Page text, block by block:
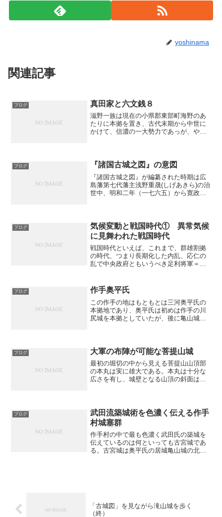
yoshinama
関連記事
ブログ 真田家と六文銭８
滋野一族は現在の小県郡東部町海野のあ
たりに本拠を置き、古代末期から中世に
かけて、信濃の一大勢力であっが、やが
た。そのうち、海野氏は滋野三家...
ブログ 『諸国古城之図』の意図
『諸国古城之図』が編纂された時期は広
島藩第七代藩主浅野重晟(しげあきら)の治
世中、明和二年（一七六五）から寛政十
残っていたものと思わ...
ブログ
気候変動と戦国時代① 異常気候
に見舞われた戦国時代
戦国時代といえば、これまで、群雄割拠
の時代、つまり長期化した内乱、応仁の
乱で中央政府ともいうべき足利将軍＝室
った時代であるとされてきた。そこで
は、力のある者が上位の者を...
ブログ 作手奥平氏
この作手の地はもともとは三河奥平氏の
本拠地であり、奥平氏は初めは作手の川
尻城を本拠としていたが、後に亀山城を
し、そのどれもが武田...
ブログ 大軍の布陣が可能な菩提山城
最初の堀切の中から見える菩提山山頂部
の本丸は実に雄大である。本丸は十分な
広さを有し、城壁となる山頂の斜面は垂
て整備され、遺構が大変に...
ブログ
武田流築城術を色濃く伝える作手
村城塞群
作手村の中で最も色濃く武田氏の築城を
伝えているのは何といっても古宮城であ
る。古宮城は奥平氏の居城亀山城の北、
「古城図」を見ながら滝山城を歩く
（終）